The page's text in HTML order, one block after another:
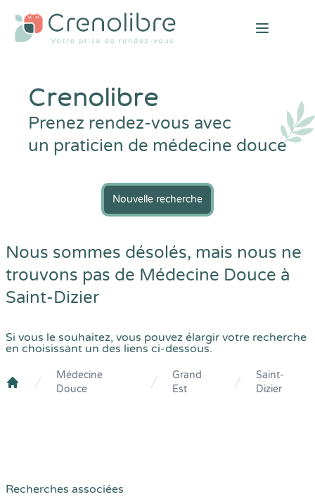
Open
Crenolibre
Prenez rendez-vous avec
un praticien de médecine douce
Nouvelle recherche
Nous sommes désolés, mais nous ne
trouvons pas de Médecine Douce à
Saint-Dizier
Si vous le souhaitez, vous pouvez élargir votre recherche
en choisissant un des liens ci-dessous.
Crenolibre
Médecine
Douce
Grand
Est
Saint-
Dizier
Recherches associées